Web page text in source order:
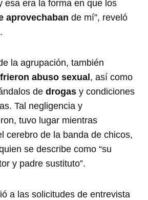
esa era la forma en que los
aprovechaban de mí”, reveló
la agrupación, también
abuso sexual, así como
dedrogasy condiciones
Tal negligencia y
tuvo lugar mientras
cerebro de la banda de chicos,
se describe como “su
y padre sustituto”.
a las solicitudes de entrevista